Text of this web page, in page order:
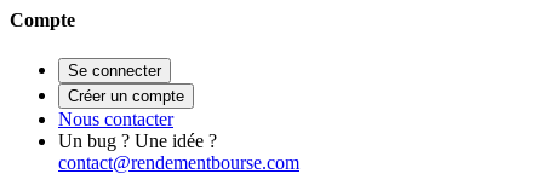
Compte
Se connecter
Créer un compte
Nous contacter
Un bug ? Une idée ?
contact@rendementbourse.com